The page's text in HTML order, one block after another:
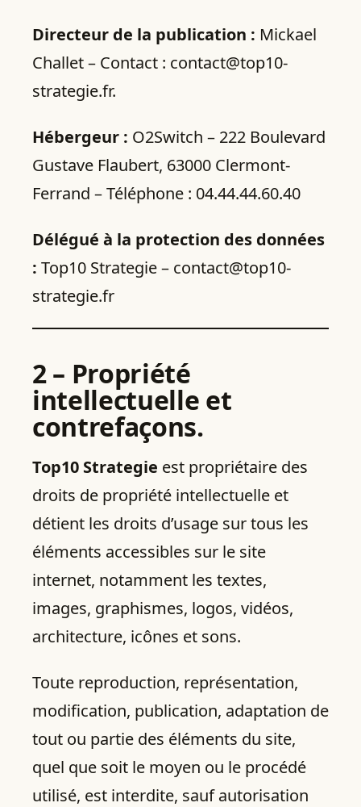
Directeur de la publication : Mickael
Challet – Contact : contact@top10-
strategie.fr.
Hébergeur : O2Switch – 222 Boulevard
Gustave Flaubert, 63000 Clermont-
Ferrand – Téléphone : 04.44.44.60.40
Délégué à la protection des données
: Top10 Strategie – contact@top10-
strategie.fr
2 – Propriété
intellectuelle et
contrefaçons.
Top10 Strategie est propriétaire des
droits de propriété intellectuelle et
détient les droits d’usage sur tous les
éléments accessibles sur le site
internet, notamment les textes,
images, graphismes, logos, vidéos,
architecture, icônes et sons.
Toute reproduction, représentation,
modification, publication, adaptation de
tout ou partie des éléments du site,
quel que soit le moyen ou le procédé
utilisé, est interdite, sauf autorisation